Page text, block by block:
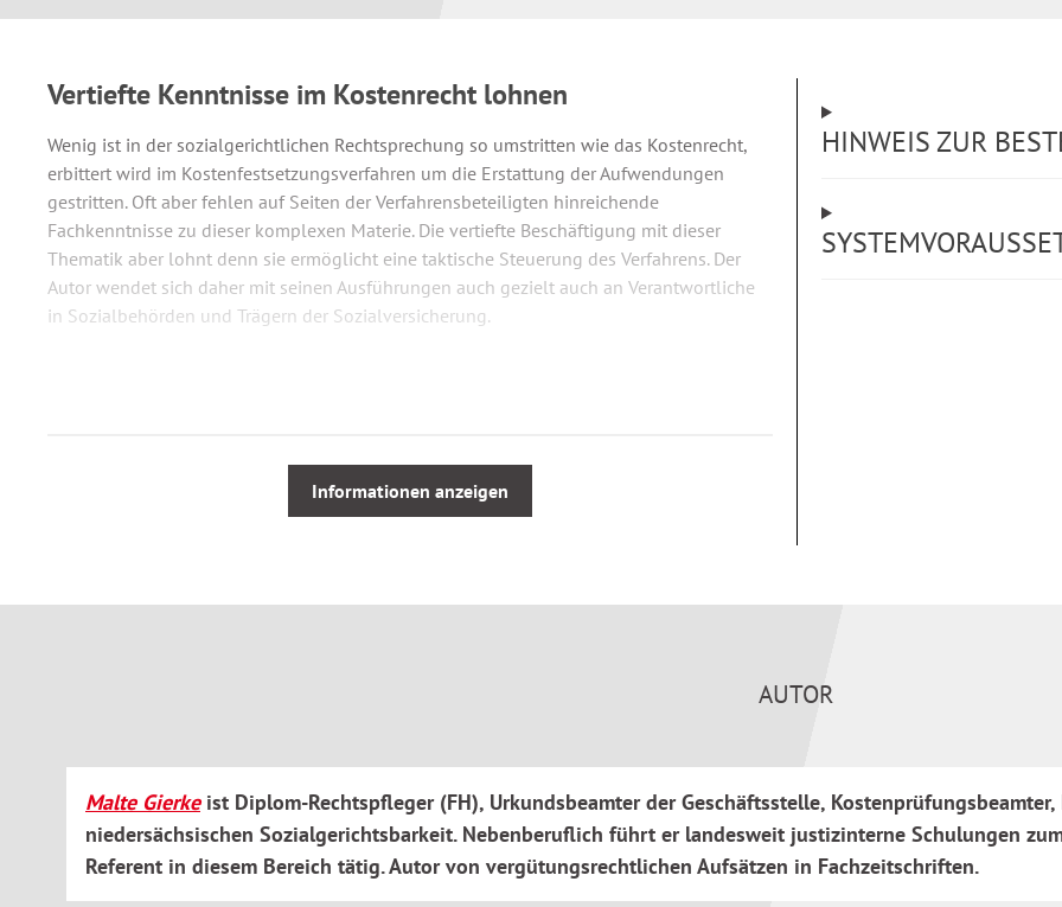
Vertiefte Kenntnisse im Kostenrecht lohnen
Wenig ist in der sozialgerichtlichen Rechtsprechung so umstritten wie das Kostenrecht,
erbittert wird im Kostenfestsetzungsverfahren um die Erstattung der Aufwendungen
gestritten. Oft aber fehlen auf Seiten der Verfahrensbeteiligten hinreichende
Fachkenntnisse zu dieser komplexen Materie. Die vertiefte Beschäftigung mit dieser
Thematik aber lohnt denn sie ermöglicht eine taktische Steuerung des Verfahrens. Der
Autor wendet sich daher mit seinen Ausführungen auch gezielt auch an Verantwortliche
in Sozialbehörden und Trägern der Sozialversicherung.
Erstattungsfragen insbesondere aus dem Bereich des Rechtsanwaltsvergütungsrechts.
Hintergrundwissen zu Kostenerstattungsfragen im Sozialrecht
Informationen anzeigen
HINWEIS ZUR
AUTOR
Malte Gierkeist Diplom-Rechtspfleger (FH), Urkundsbeamter der Geschäftsstelle,
niedersächsischen Sozialgerichtsbarkeit. Nebenberuflich führt er landesweit justizinterne Schulungen
Referent in diesem Bereich tätig. Autor von vergütungsrechtlichen Aufsätzen in Fachzeitschriften.